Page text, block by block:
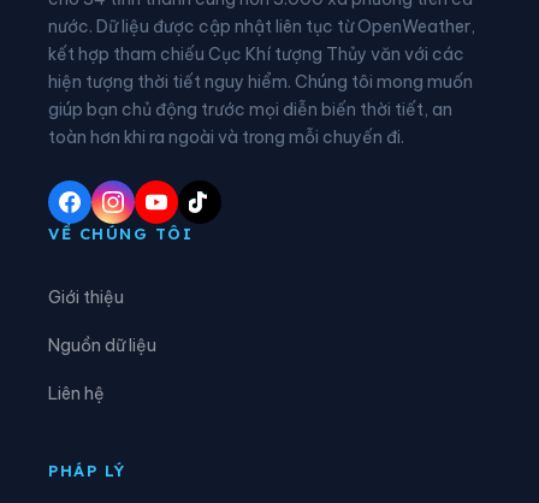
Xã Chợ Đồn Xã Chợ Mới
Xã Chợ Rã Xã Côn Minh
Xã Cường Lợi Xã Đại Phúc
Xã Đại Từ
Xã Điềm Thụy
Xã La Hiên
nước. Dữ liệu được cập nhật liên tục từ OpenWeather,
kết hợp tham chiếu Cục Khí tượng Thủy văn với các
hiện tượng thời tiết nguy hiểm. Chúng tôi mong muốn
giúp bạn chủ động trước mọi diễn biến thời tiết, an
toàn hơn khi ra ngoài và trong mỗi chuyến đi.
VỀ CHÚNG TÔI
Giới thiệu
Nguồn dữ liệu
Liên hệ
PHÁP LÝ